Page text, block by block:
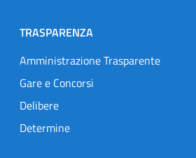
TRASPARENZA
Amministrazione Trasparente
Gare e Concorsi
Delibere
Determine